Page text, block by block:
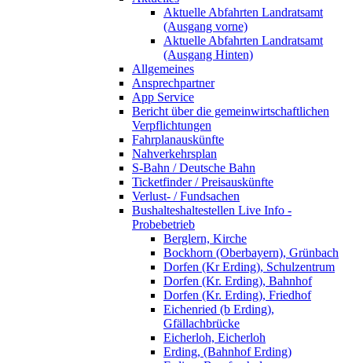
Aktuelle Abfahrten Landratsamt
(Ausgang vorne)
Aktuelle Abfahrten Landratsamt
(Ausgang Hinten)
Allgemeines
Ansprechpartner
App Service
Bericht über die gemeinwirtschaftlichen
Verpflichtungen
Fahrplanauskünfte
Nahverkehrsplan
S-Bahn / Deutsche Bahn
Ticketfinder / Preisauskünfte
Verlust- / Fundsachen
Bushalteshaltestellen Live Info -
Probebetrieb
Berglern, Kirche
Bockhorn (Oberbayern), Grünbach
Dorfen (Kr Erding), Schulzentrum
Dorfen (Kr. Erding), Bahnhof
Dorfen (Kr. Erding), Friedhof
Eichenried (b Erding),
Gfällachbrücke
Eicherloh, Eicherloh
Erding, (Bahnhof Erding)